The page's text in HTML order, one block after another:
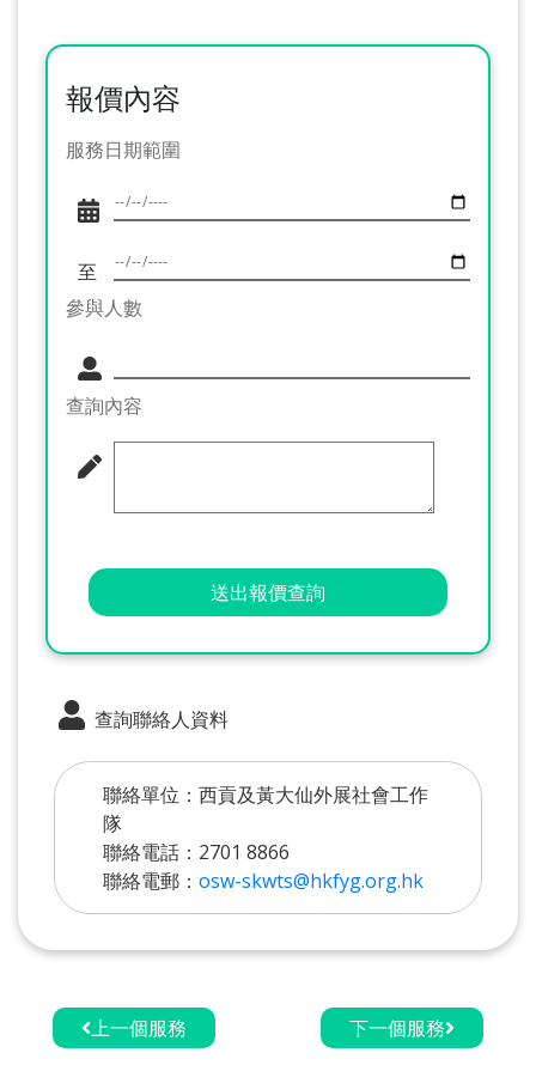
報價內容
服務日期範圍
至
參與人數
查詢內容
送出報價查詢
查詢聯絡人資料
聯絡單位：西貢及黃大仙外展社會工作
隊
聯絡電話：2701 8866
聯絡電郵： osw-skwts@hkfyg.org.hk
上一個服務 下一個服務